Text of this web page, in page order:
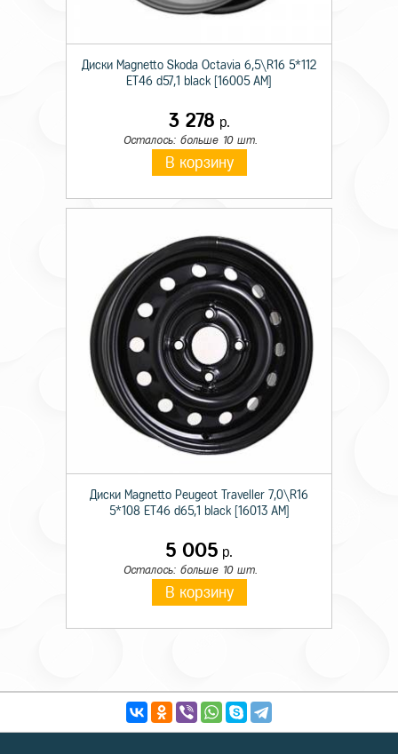
Диски Magnetto Skoda Octavia 6,5\R16 5*112
ET46 d57,1 black [16005 AM]
3 278 р.
Осталось: больше 10 шт.
В корзину
Диски Magnetto Peugeot Traveller 7,0\R16
5*108 ET46 d65,1 black [16013 AM]
5 005 р.
Осталось: больше 10 шт.
В корзину